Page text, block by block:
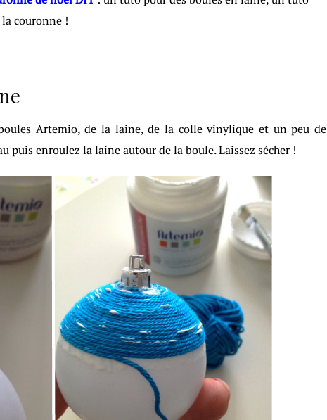
couronne !
Artemio, de la laine, de la colle vinylique et un peu de
puis enroulez la laine autour de la boule. Laissez sécher !